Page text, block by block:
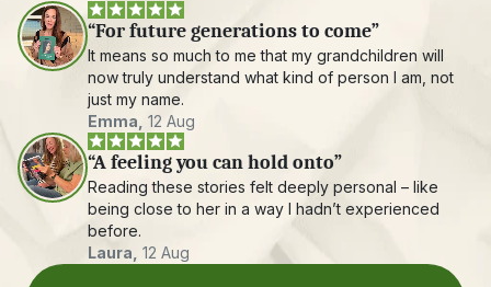
“For future generations to come”
It means so much to me that my grandchildren will
now truly understand what kind of person I am, not
just my name.
Emma, 12 Aug
“A feeling you can hold onto”
Reading these stories felt deeply personal – like
being close to her in a way I hadn’t experienced
before.
Laura, 12 Aug